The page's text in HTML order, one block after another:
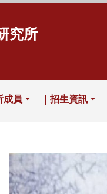
究所
成員 ｜招生資訊